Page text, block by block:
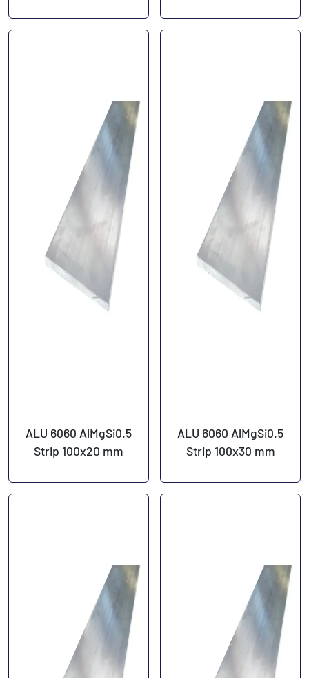
ALU 6060 AlMgSi0.5
Strip 100x20 mm
ALU 6060 AlMgSi0.5
Strip 100x30 mm